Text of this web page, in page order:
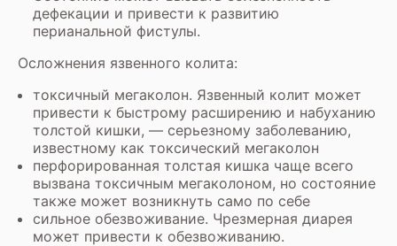
дефекации и привести к развитию
перианальной фистулы.
Осложнения язвенного колита:
токсичный мегаколон. Язвенный колит может
привести к быстрому расширению и набуханию
толстой кишки, — серьезному заболеванию,
известному как токсический мегаколон
перфорированная толстая кишка чаще всего
вызвана токсичным мегаколоном, но состояние
также может возникнуть само по себе
сильное обезвоживание. Чрезмерная диарея
может привести к обезвоживанию.